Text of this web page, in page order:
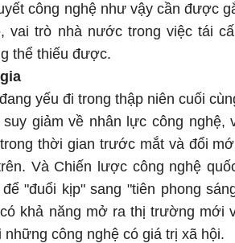
công nghệ như vậy cần được
vai trò nhà nước trong việc tái
thể thiếu được.
yếu đi trong thập niên cuối
giảm về nhân lực công nghệ,
thời gian trước mắt và đổi
Và Chiến lược công nghệ
"đuổi kịp" sang "tiên phong
khả năng mở ra thị trường mới
công nghệ có giá trị xã hội.